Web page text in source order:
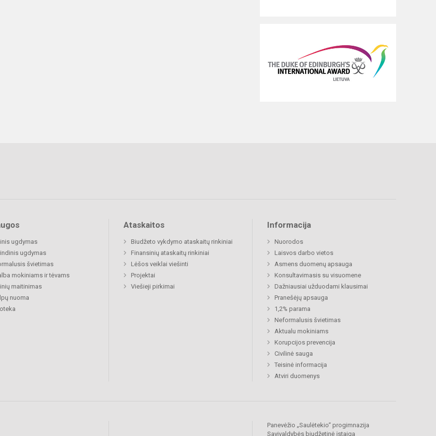
ugdymas
ugdymas
švietimas
mokiniams ir tėvams
maitinimas
nuoma
Ataskaitos
Biudžeto vykdymo ataskaitų rinkiniai
Finansinių ataskaitų rinkiniai
Lėšos veiklai viešinti
Projektai
Viešieji pirkimai
Informacija
Nuorodos
Laisvos darbo vietos
Asmens duomenų apsauga
Konsultavimasis su visuomene
Dažniausiai užduodami klausimai
Pranešėjų apsauga
1,2% parama
Neformalusis švietimas
Aktualu mokiniams
Korupcijos prevencija
Civilinė sauga
Teisinė informacija
Atviri duomenys
Panevėžio „Saulėtekio“ progimnazija
Savivaldybės biudžetinė įstaiga